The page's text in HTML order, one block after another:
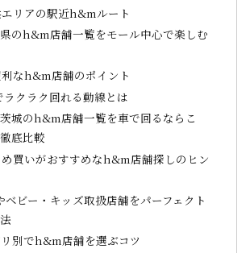
リアの駅近h&mルート
のh&m店舗一覧をモール中心で楽しむ
なh&m店舗のポイント
ラクラク回れる動線とは
城のh&m店舗一覧を車で回るならこ
底比較
買いがおすすめなh&m店舗探しのヒン
ビー・キッズ取扱店舗をパーフェクト
別でh&m店舗を選ぶコツ